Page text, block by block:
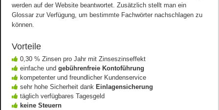
werden auf der Website beantwortet. Zusätzlich stellt man ein
Glossar zur Verfügung, um bestimmte Fachwörter nachschlagen zu
können.
Vorteile
0,30 % Zinsen pro Jahr mit Zinseszinseffekt
einfache undgebührenfreie Kontoführung
kompetenter und freundlicher Kundenservice
sehr hohe Sicherheit dank Einlagensicherung
täglich verfügbares Tagesgeld
keine Steuern